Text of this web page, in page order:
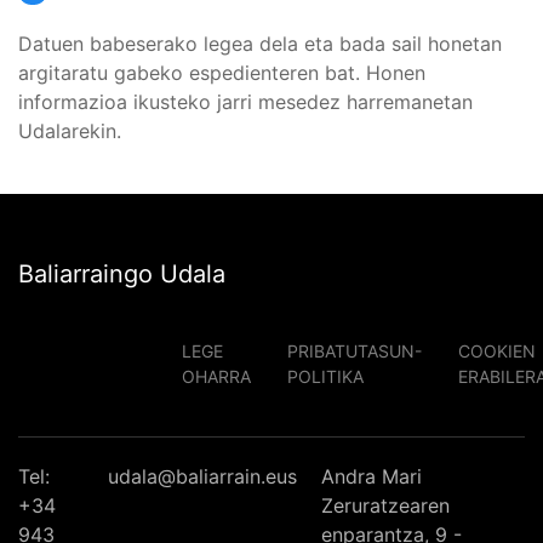
Datuen babeserako legea dela eta bada sail honetan
argitaratu gabeko espedienteren bat. Honen
informazioa ikusteko jarri mesedez harremanetan
Udalarekin.
Baliarraingo Udala
LEGE
OHARRA
PRIBATUTASUN-
POLITIKA
COOKIEN
Tel:
+34
943
udala@baliarrain.eus
Andra Mari
Zeruratzearen
enparantza, 9 -